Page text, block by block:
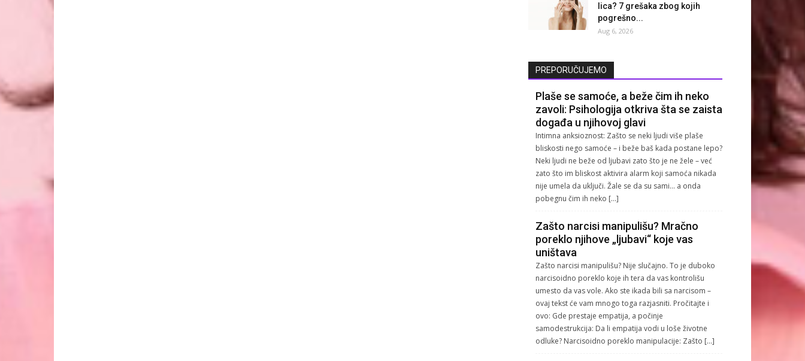
lica? 7 grešaka zbog kojih
pogrešno...
Aug 6, 2026
PREPORUČUJEMO
Plaše se samoće, a beže čim ih neko
zavoli: Psihologija otkriva šta se zaista
događa u njihovoj glavi
Intimna anksioznost: Zašto se neki ljudi više plaše
bliskosti nego samoće – i beže baš kada postane lepo?
Neki ljudi ne beže od ljubavi zato što je ne žele – već
zato što im bliskost aktivira alarm koji samoća nikada
nije umela da uključi. Žale se da su sami… a onda
pobegnu čim ih neko […]
Zašto narcisi manipulišu? Mračno
poreklo njihove „ljubavi“ koje vas
uništava
Zašto narcisi manipulišu? Nije slučajno. To je duboko
narcisoidno poreklo koje ih tera da vas kontrolišu
umesto da vas vole. Ako ste ikada bili sa narcisom –
ovaj tekst će vam mnogo toga razjasniti. Pročitajte i
ovo: Gde prestaje empatija, a počinje
samodestrukcija: Da li empatija vodi u loše životne
odluke? Narcisoidno poreklo manipulacije: Zašto […]